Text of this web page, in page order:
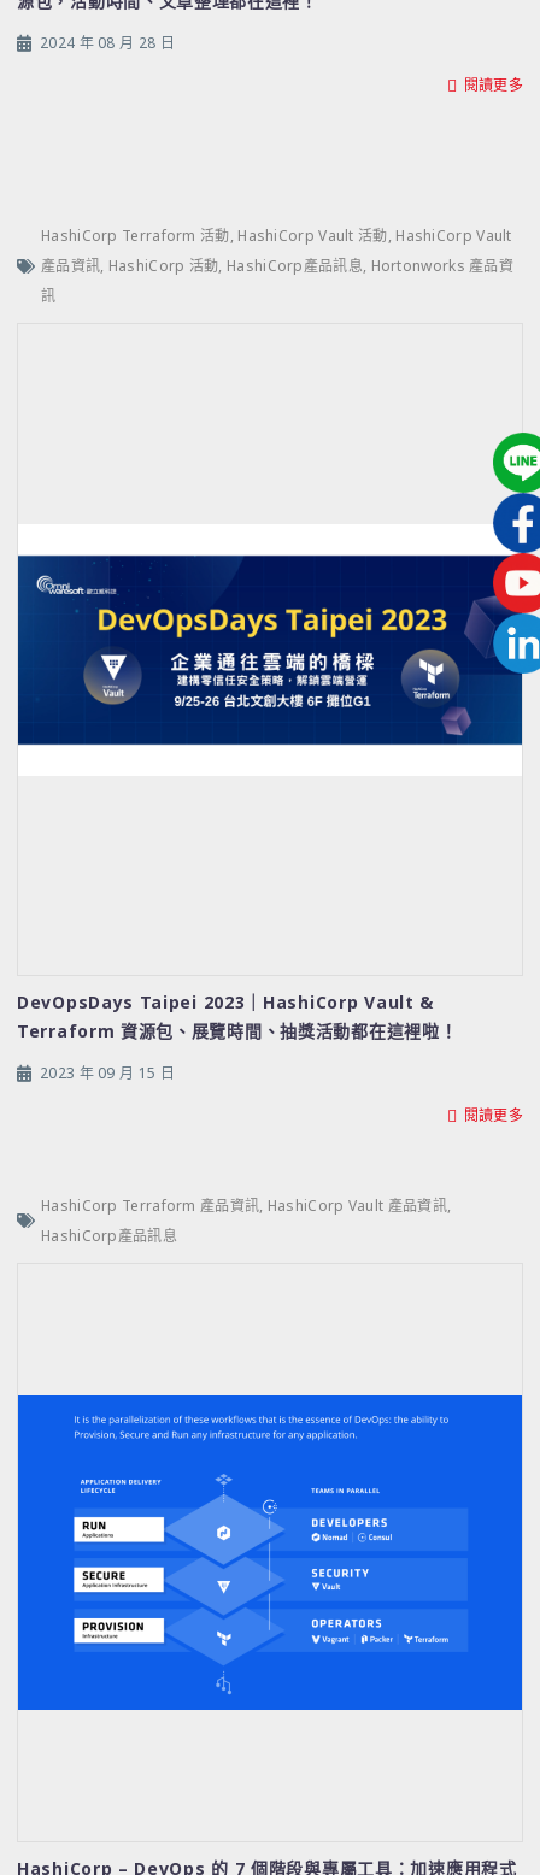
2024 年 08 月 28 日
閱讀更多
HashiCorp Terraform 活動, HashiCorp Vault 活動, HashiCorp Vault
產品資訊, HashiCorp 活動, HashiCorp產品訊息, Hortonworks 產品資
訊
DevOpsDays Taipei 2023｜HashiCorp Vault &
Terraform 資源包、展覽時間、抽獎活動都在這裡啦！
2023 年 09 月 15 日
閱讀更多
HashiCorp Terraform 產品資訊, HashiCorp Vault 產品資訊,
HashiCorp產品訊息
HashiCorp – DevOps 的 7 個階段與專屬工具：加速應用程式